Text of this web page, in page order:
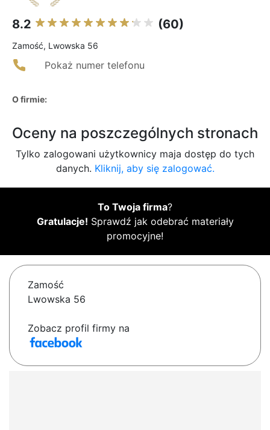
8.2 (60)
Zamość, Lwowska 56
Pokaż numer telefonu
O firmie:
Oceny na poszczególnych stronach
Tylko zalogowani użytkownicy maja dostęp do tych
danych. Kliknij, aby się zalogować.
To Twoja firma?
Gratulacje! Sprawdź jak odebrać materiały
promocyjne!
Zamość
Lwowska 56
Zobacz profil firmy na